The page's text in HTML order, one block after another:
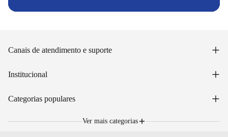
Canais de atendimento e suporte +
Acompanhar pedido
Email: sac@lojasunilar.com.br
Institucional +
Política de entregas
Portal de Vagas
Categorias populares +
Ver mais categorias